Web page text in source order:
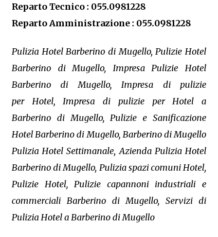
Reparto Tecnico : 055.0981228
Reparto Amministrazione : 055.0981228
Pulizia Hotel Barberino di Mugello, Pulizie Hotel
Barberino di Mugello, Impresa Pulizie Hotel
Barberino di Mugello, Impresa di pulizie
per Hotel, Impresa di pulizie per Hotel a
Barberino di Mugello, Pulizie e Sanificazione
Hotel Barberino di Mugello, Barberino di Mugello
Pulizia Hotel Settimanale, Azienda Pulizia Hotel
Barberino di Mugello, Pulizia spazi comuni Hotel,
Pulizie Hotel, Pulizie capannoni industriali e
commerciali Barberino di Mugello, Servizi di
Pulizia Hotel a Barberino di Mugello